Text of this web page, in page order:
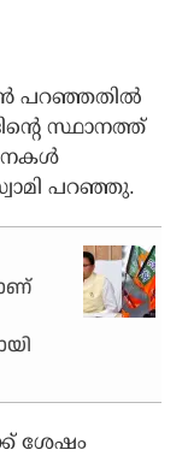
പറഞ്ഞതില്‍
സ്ഥാനത്ത്
പറഞ്ഞു.
ശേഷം